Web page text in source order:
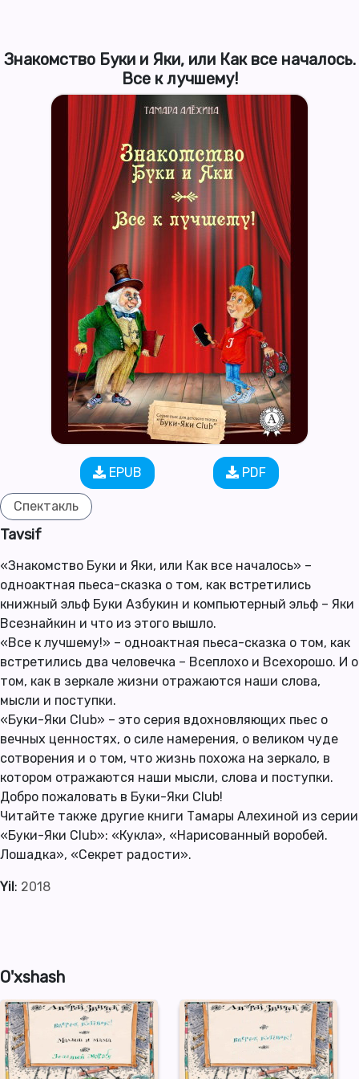
Знакомство Буки и Яки, или Как все началось.
Все к лучшему!
EPUB PDF
Спектакль
Tavsif
«Знакомство Буки и Яки, или Как все началось» –
одноактная пьеса-сказка о том, как встретились
книжный эльф Буки Азбукин и компьютерный эльф – Яки
Всезнайкин и что из этого вышло.
«Все к лучшему!» – одноактная пьеса-сказка о том, как
встретились два человечка – Всеплохо и Всехорошо. И о
том, как в зеркале жизни отражаются наши слова,
мысли и поступки.
«Буки-Яки Club» – это серия вдохновляющих пьес о
вечных ценностях, о силе намерения, о великом чуде
сотворения и о том, что жизнь похожа на зеркало, в
котором отражаются наши мысли, слова и поступки.
Добро пожаловать в Буки-Яки Сlub!
Читайте также другие книги Тамары Алехиной из серии
«Буки-Яки Club»: «Кукла», «Нарисованный воробей.
Лошадка», «Секрет радости».
Yil: 2018
O'xshash